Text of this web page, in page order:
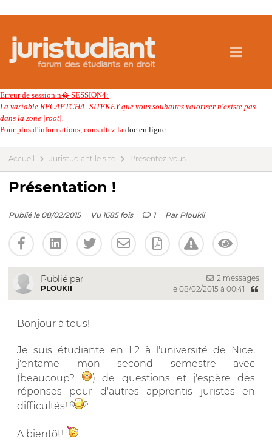
Erreur de session n� SESSION4:
La variable RECAPTCHA_SITEKEY que vous souhaitez valoriser n'existe pas
dans la zone |root|.
Pour plus d'informations, consultez la doc en ligne
Accueil Juristudiant le site Présentez-vous
Présentation !
Publié le 08/02/2015 Vu 1685 fois 1 Par Ploukii
Publié par
PLOUKII
2 messages
le 08/02/2015 à 00:41
Bonjour à tous!
Je suis étudiante en L2 à l'université de Nice,
j'entame mon second semestre avec
(beaucoup?
) de questions et j'espère des
réponses pour d'autres apprentis juristes en
difficultés!
A bientôt!